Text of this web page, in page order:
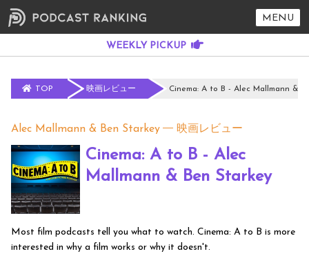
MENU
TOP 映画レビュー Cinema: A to B - Alec Mallmann &
Alec Mallmann & Ben Starkey 映画レビュー
Cinema: A to B - Alec
Mallmann & Ben Starkey
Most film podcasts tell you what to watch. Cinema: A to B is more
interested in why a film works or why it doesn't.